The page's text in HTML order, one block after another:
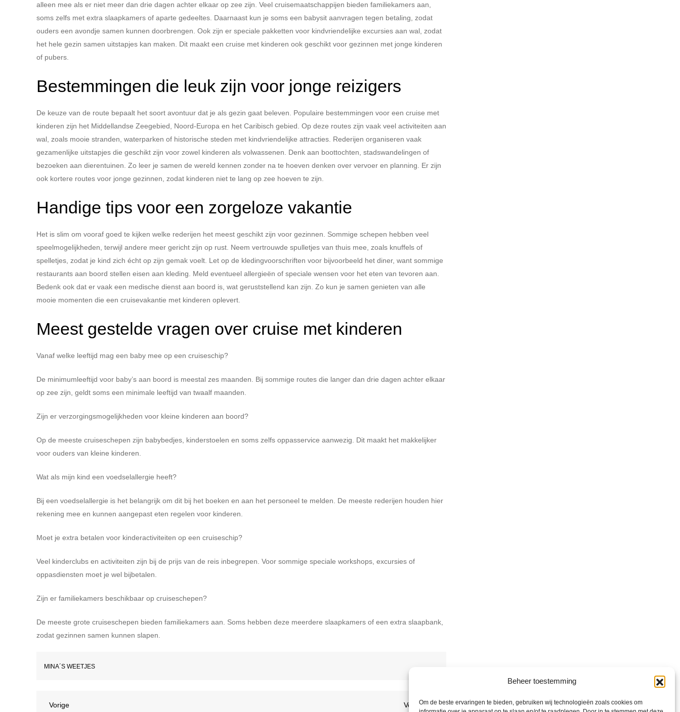
Beheer toestemming
Om de beste ervaringen te bieden, gebruiken wij technologieën zoals cookies om
alleen mee als er niet meer dan drie dagen achter elkaar op zee zijn. Veel cruisemaatschappijen bieden familiekamers aan,
soms zelfs met extra slaapkamers of aparte gedeeltes. Daarnaast kun je soms een babysit aanvragen tegen betaling, zodat
ouders een avondje samen kunnen doorbrengen. Ook zijn er speciale pakketten voor kindvriendelijke excursies aan wal, zodat
het hele gezin samen uitstapjes kan maken. Dit maakt een cruise met kinderen ook geschikt voor gezinnen met jonge kinderen
of pubers.
Bestemmingen die leuk zijn voor jonge reizigers
De keuze van de route bepaalt het soort avontuur dat je als gezin gaat beleven. Populaire bestemmingen voor een cruise met
kinderen zijn het Middellandse Zeegebied, Noord-Europa en het Caribisch gebied. Op deze routes zijn vaak veel activiteiten aan
wal, zoals mooie stranden, waterparken of historische steden met kindvriendelijke attracties. Rederijen organiseren vaak
gezamenlijke uitstapjes die geschikt zijn voor zowel kinderen als volwassenen. Denk aan boottochten, stadswandelingen of
bezoeken aan dierentuinen. Zo leer je samen de wereld kennen zonder na te hoeven denken over vervoer en planning. Er zijn
ook kortere routes voor jonge gezinnen, zodat kinderen niet te lang op zee hoeven te zijn.
Handige tips voor een zorgeloze vakantie
Het is slim om vooraf goed te kijken welke rederijen het meest geschikt zijn voor gezinnen. Sommige schepen hebben veel
speelmogelijkheden, terwijl andere meer gericht zijn op rust. Neem vertrouwde spulletjes van thuis mee, zoals knuffels of
spelletjes, zodat je kind zich écht op zijn gemak voelt. Let op de kledingvoorschriften voor bijvoorbeeld het diner, want sommige
restaurants aan boord stellen eisen aan kleding. Meld eventueel allergieën of speciale wensen voor het eten van tevoren aan.
Bedenk ook dat er vaak een medische dienst aan boord is, wat geruststellend kan zijn. Zo kun je samen genieten van alle
mooie momenten die een cruisevakantie met kinderen oplevert.
Meest gestelde vragen over cruise met kinderen
Vanaf welke leeftijd mag een baby mee op een cruiseschip?
De minimumleeftijd voor baby’s aan boord is meestal zes maanden. Bij sommige routes die langer dan drie dagen achter elkaar
op zee zijn, geldt soms een minimale leeftijd van twaalf maanden.
Zijn er verzorgingsmogelijkheden voor kleine kinderen aan boord?
Op de meeste cruiseschepen zijn babybedjes, kinderstoelen en soms zelfs oppasservice aanwezig. Dit maakt het makkelijker
voor ouders van kleine kinderen.
Wat als mijn kind een voedselallergie heeft?
Bij een voedselallergie is het belangrijk om dit bij het boeken en aan het personeel te melden. De meeste rederijen houden hier
rekening mee en kunnen aangepast eten regelen voor kinderen.
Moet je extra betalen voor kinderactiviteiten op een cruiseschip?
Veel kinderclubs en activiteiten zijn bij de prijs van de reis inbegrepen. Voor sommige speciale workshops, excursies of
oppasdiensten moet je wel bijbetalen.
Zijn er familiekamers beschikbaar op cruiseschepen?
De meeste grote cruiseschepen bieden familiekamers aan. Soms hebben deze meerdere slaapkamers of een extra slaapbank,
zodat gezinnen samen kunnen slapen.
MINA´S WEETJES
Vorig
Vorige Volgend
Volgende